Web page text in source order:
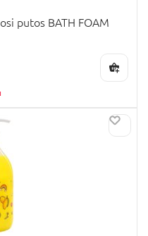
putos BATH FOAM